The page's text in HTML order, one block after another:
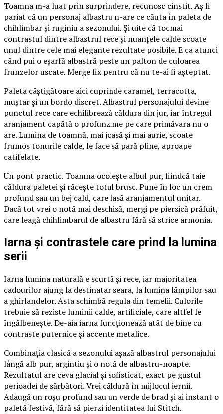
Toamna m-a luat prin surprindere, recunosc cinstit. Aș fi
pariat că un personaj albastru n-are ce căuta în paleta de
chihlimbar și ruginiu a sezonului. Și uite că tocmai
contrastul dintre albastrul rece și nuanțele calde scoate
unul dintre cele mai elegante rezultate posibile. E ca atunci
când pui o eșarfă albastră peste un palton de culoarea
frunzelor uscate. Merge fix pentru că nu te-ai fi așteptat.
Paleta câștigătoare aici cuprinde caramel, terracotta,
muștar și un bordo discret. Albastrul personajului devine
punctul rece care echilibrează căldura din jur, iar întregul
aranjament capătă o profunzime pe care primăvara nu o
are. Lumina de toamnă, mai joasă și mai aurie, scoate
frumos tonurile calde, le face să pară pline, aproape
catifelate.
Un pont practic. Toamna ocolește albul pur, fiindcă taie
căldura paletei și răcește totul brusc. Pune în loc un crem
profund sau un bej cald, care lasă aranjamentul unitar.
Dacă tot vrei o notă mai deschisă, mergi pe piersică prăfuit,
care leagă chihlimbarul de albastru fără să strice armonia.
Iarna și contrastele care prind la lumina
serii
Iarna lumina naturală e scurtă și rece, iar majoritatea
cadourilor ajung la destinatar seara, la lumina lămpilor sau
a ghirlandelor. Asta schimbă regula din temelii. Culorile
trebuie să reziste luminii calde, artificiale, care altfel le
îngălbenește. De-aia iarna funcționează atât de bine cu
contraste puternice și accente metalice.
Combinația clasică a sezonului așază albastrul personajului
lângă alb pur, argintiu și o notă de albastru-noapte.
Rezultatul are ceva glacial și sofisticat, exact pe gustul
perioadei de sărbători. Vrei căldură în mijlocul iernii.
Adaugă un roșu profund sau un verde de brad și ai instant o
paletă festivă, fără să pierzi identitatea lui Stitch.